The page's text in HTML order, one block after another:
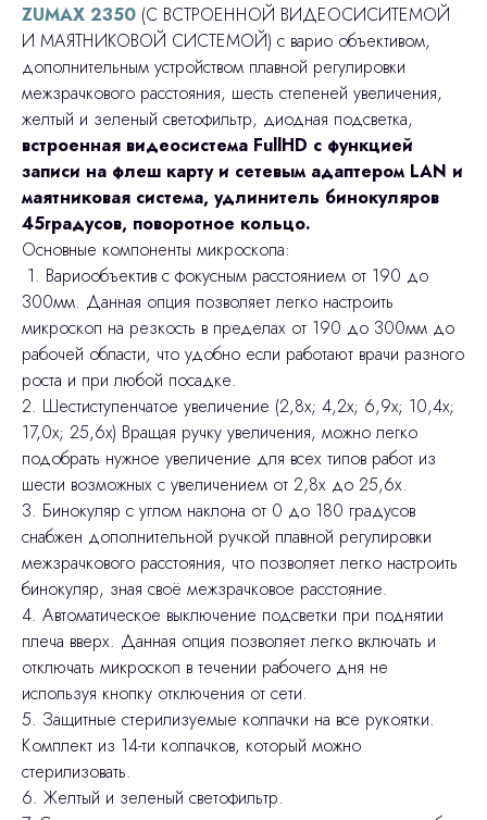
ZUMAX 2350 (С ВСТРОЕННОЙ ВИДЕОСИСИТЕМОЙ
И МАЯТНИКОВОЙ СИСТЕМОЙ) с варио объективом,
дополнительным устройством плавной регулировки
межзрачкового расстояния, шесть степеней увеличения,
желтый и зеленый светофильтр, диодная подсветка,
встроенная видеосистема FullHD с функцией
записи на флеш карту и сетевым адаптером LAN и
маятниковая система, удлинитель бинокуляров
45градусов, поворотное кольцо.
Основные компоненты микроскопа:
1. Вариообъектив с фокусным расстоянием от 190 до
300мм. Данная опция позволяет легко настроить
микроскоп на резкость в пределах от 190 до 300мм до
рабочей области, что удобно если работают врачи разного
роста и при любой посадке.
2. Шестиступенчатое увеличение (2,8x; 4,2x; 6,9x; 10,4x;
17,0x; 25,6x) Вращая ручку увеличения, можно легко
подобрать нужное увеличение для всех типов работ из
шести возможных с увеличением от 2,8х до 25,6х.
3. Бинокуляр с углом наклона от 0 до 180 градусов
снабжен дополнительной ручкой плавной регулировки
межзрачкового расстояния, что позволяет легко настроить
бинокуляр, зная своё межзрачковое расстояние.
4. Автоматическое выключение подсветки при поднятии
плеча вверх. Данная опция позволяет легко включать и
отключать микроскоп в течении рабочего дня не
используя кнопку отключения от сети.
5. Защитные стерилизуемые колпачки на все рукоятки.
Комплект из 14-ти колпачков, который можно
стерилизовать.
6. Желтый и зеленый светофильтр.